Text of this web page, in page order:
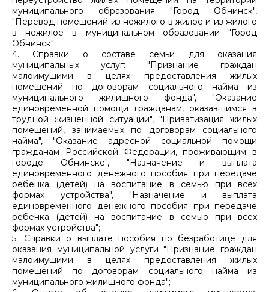
муниципального образования "Город Обнинск",
"Перевод помещений из нежилого в жилое и из жилого
в нежилое в муниципальном образовании "Город
Обнинск";
4. Справки о составе семьи для оказания
муниципальных услуг: "Признание граждан
малоимущими в целях предоставления жилых
помещений по договорам социального найма из
муниципального жилищного фонда", "Оказание
единовременной помощи гражданам, оказавшимся в
трудной жизненной ситуации", "Приватизация жилых
помещений, занимаемых по договорам социального
найма", "Оказание адресной социальной помощи
гражданам Российской Федерации, проживающим в
городе Обнинске", "Назначение и выплата
единовременного денежного пособия при передаче
ребенка (детей) на воспитание в семью при всех
формах устройства", "Назначение и выплата
единовременного денежного пособия при передаче
ребенка (детей) на воспитание в семью при всех
формах устройства";
5. Справки о выплате пособия по безработице для
оказания муниципальной услуги "Признание граждан
малоимущими в целях предоставления жилых
помещений по договорам социального найма из
муниципального жилищного фонда";